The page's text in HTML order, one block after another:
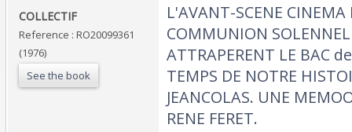
‎COLLECTIF‎
Reference : RO20099361
(1976)
See the book
‎L'AVANT-SCENE CINEMA
COMMUNION
ATTRAPERENT LE BAC
TEMPS DE NOTRE
JEANCOLAS. UNE
RENE FERET.‎